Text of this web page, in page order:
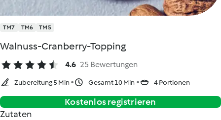
TM7 TM6 TM5
Walnuss-Cranberry-Topping
4.6 25 Bewertungen
Zubereitung 5 Min Gesamt 10 Min 4 Portionen
Kostenlos registrieren
Zutaten